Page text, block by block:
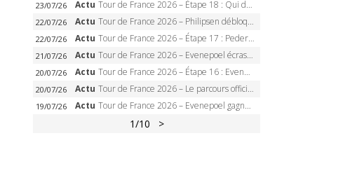
23/07/26 Actu Tour de France 2026 – Étape 18 : Qui domptera Orcières-Merlette, première marche vers l’Alpe d’Huez ?
22/07/26 Actu Tour de France 2026 – Philipsen débloque son compteur à Voiron, Pedersen en danger pour le maillot vert
22/07/26 Actu Tour de France 2026 – Étape 17 : Pedersen peut-il verrouiller le maillot vert à Voiron ?
21/07/26 Actu Tour de France 2026 – Evenepoel écrase le chrono d’Évian, Seixas 4e, Lipowitz abandonne
20/07/26 Actu Tour de France 2026 – Étape 16 : Evenepoel, Pogacar, Ganna… qui domptera le chrono d’Évian pour redessiner le podium ?
20/07/26 Actu Tour de France 2026 – Le parcours officiel complet : 21 étapes, profils, carte et dates
19/07/26 Actu Tour de France 2026 – Evenepoel gagne à Solaison, Vingegaard abandonne, Pogacar toujours en jaune
1/10 >